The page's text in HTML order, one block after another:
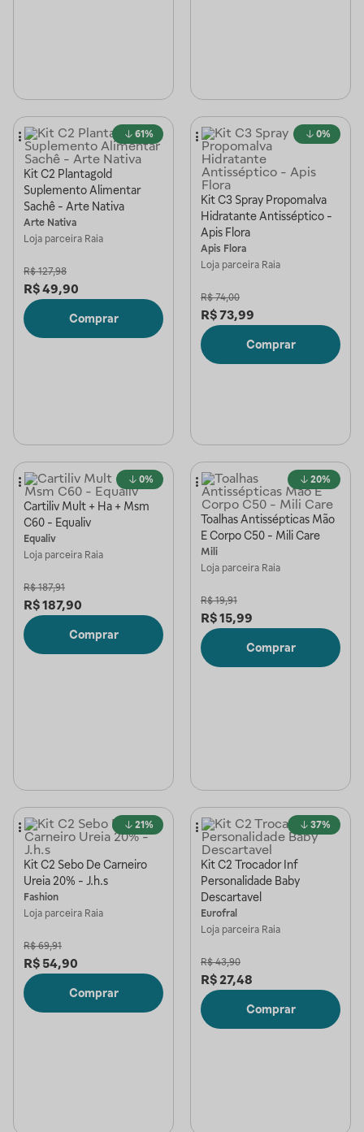
61%
Kit C2 Plantagold
Suplemento Alimentar
Sachê - Arte Nativa
Arte Nativa
Loja parceira Raia
R$ 127,98
R$49,90
Comprar
0%
Kit C3 Spray Propomalva
Hidratante Antisséptico -
Apis Flora
Apis Flora
Loja parceira Raia
R$ 74,00
R$73,99
Comprar
0%
Cartiliv Mult + Ha + Msm
C60 - Equaliv
Equaliv
Loja parceira Raia
R$ 187,91
R$187,90
Comprar
20%
Toalhas Antissépticas Mão
E Corpo C50 - Mili Care
Mili
Loja parceira Raia
R$ 19,91
R$15,99
Comprar
21%
Kit C2 Sebo De Carneiro
Ureia 20% - J.h.s
Fashion
Loja parceira Raia
R$ 69,91
R$ 54,90
Comprar
37%
Kit C2 Trocador Inf
Personalidade Baby
Descartavel
Eurofral
Loja parceira Raia
R$ 43,90
R$ 27,48
Comprar